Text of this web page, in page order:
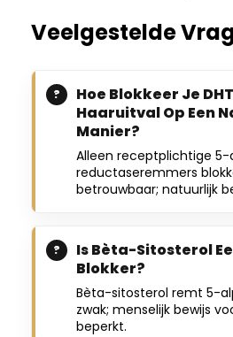
Veelgestelde
Hoe Blokkeer Je
Haaruitval Op Een
Manier?
Alleen receptplichtige
reductaseremmers
betrouwbaar; natuurlijk
Is Bèta-Sitosterol
Blokker?
Bèta-sitosterol remt 5-
zwak; menselijk bewijs
beperkt.